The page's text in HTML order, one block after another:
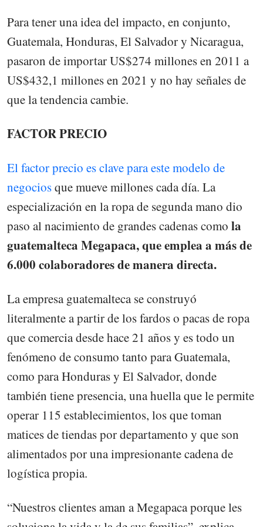
Para tener una idea del impacto, en conjunto,
Guatemala, Honduras, El Salvador y Nicaragua,
pasaron de importar US$274 millones en 2011 a
US$432,1 millones en 2021 y no hay señales de
que la tendencia cambie.
FACTOR PRECIO
El factor precio es clave para este modelo de
negociosque mueve millones cada día. La
especialización en la ropa de segunda mano dio
paso al nacimiento de grandes cadenas como la
guatemalteca Megapaca, que emplea a más de
6.000 colaboradores de manera directa.
La empresa guatemalteca se construyó
literalmente a partir de los fardos o pacas de ropa
que comercia desde hace 21 años y es todo un
fenómeno de consumo tanto para Guatemala,
como para Honduras y El Salvador, donde
también tiene presencia, una huella que le permite
operar 115 establecimientos, los que toman
matices de tiendas por departamento y que son
alimentados por una impresionante cadena de
logística propia.
“Nuestros clientes aman a Megapaca porque les